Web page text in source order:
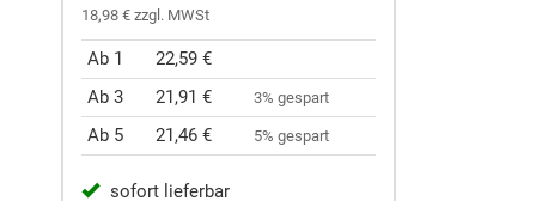
18,98 € zzgl. MWSt
Ab 1
22,59 €
Ab 3
21,91 € 3% gespart
Ab 5 21,46 € 5% gespart
sofort lieferbar